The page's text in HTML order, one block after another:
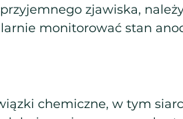
zjawiska,
monitorować stan
chemiczne, w tym